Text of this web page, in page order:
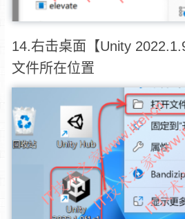
14.右击桌面【Unity
文件所在位置